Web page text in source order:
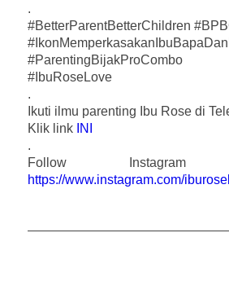
.
#BetterParentBetterChildren
#ParentingBijakProCombo
#IbuRoseLove
.
Ikuti ilmu parenting Ibu Rose di
Klik link INI
.
Follow
https://www.instagram.com/